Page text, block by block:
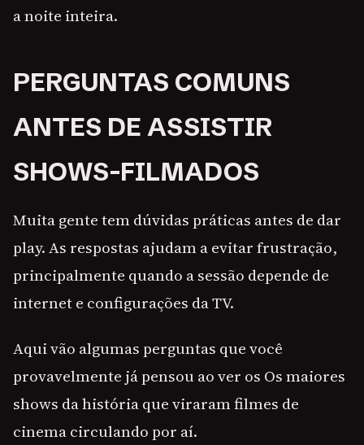
a noite inteira.
PERGUNTAS COMUNS
ANTES DE ASSISTIR
SHOWS-FILMADOS
Muita gente tem dúvidas práticas antes de dar
play. As respostas ajudam a evitar frustração,
principalmente quando a sessão depende de
internet e configurações da TV.
Aqui vão algumas perguntas que você
provavelmente já pensou ao ver os Os maiores
shows da história que viraram filmes de
cinema circulando por aí.